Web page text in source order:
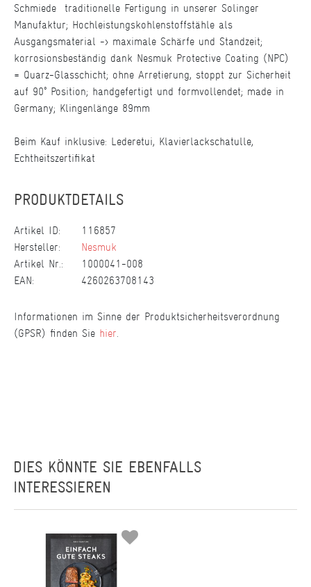
Schmiede  traditionelle Fertigung in unserer Solinger
Manufaktur; Hochleistungskohlenstoffstähle als
Ausgangsmaterial -> maximale Schärfe und Standzeit;
korrosionsbeständig dank Nesmuk Protective Coating (NPC)
= Quarz-Glasschicht; ohne Arretierung, stoppt zur Sicherheit
auf 90° Position; handgefertigt und formvollendet; made in
Germany; Klingenlänge 89mm
Beim Kauf inklusive: Lederetui, Klavierlackschatulle,
Echtheitszertifikat
PRODUKTDETAILS
Artikel ID:
116857
Hersteller:
Nesmuk
Artikel Nr.:
1000041-008
EAN:
4260263708143
Informationen im Sinne der Produktsicherheitsverordnung
(GPSR) finden Sie hier.
DIES KÖNNTE SIE EBENFALLS
INTERESSIEREN